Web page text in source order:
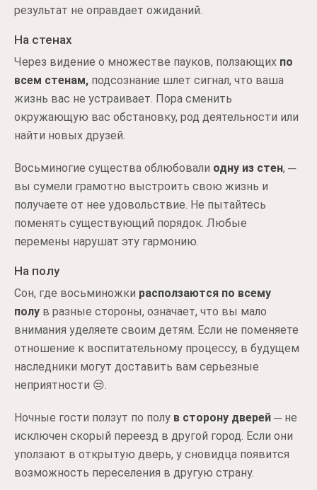
результат не оправдает ожиданий.
На стенах
Через видение о множестве пауков, ползающих по
всем стенам, подсознание шлет сигнал, что ваша
жизнь вас не устраивает. Пора сменить
окружающую вас обстановку, род деятельности или
найти новых друзей.
Восьминогие существа облюбовали одну из стен, ─
вы сумели грамотно выстроить свою жизнь и
получаете от нее удовольствие. Не пытайтесь
поменять существующий порядок. Любые
перемены нарушат эту гармонию.
На полу
Сон, где восьминожки расползаются по всему
полу в разные стороны, означает, что вы мало
внимания уделяете своим детям. Если не поменяете
отношение к воспитательному процессу, в будущем
наследники могут доставить вам серьезные
неприятности 😒.
Ночные гости ползут по полу в сторону дверей ─ не
исключен скорый переезд в другой город. Если они
уползают в открытую дверь, у сновидца появится
возможность переселения в другую страну.